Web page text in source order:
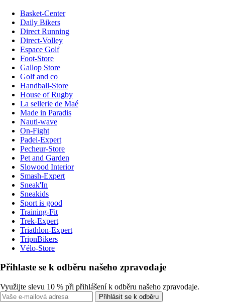
Basket-Center
Daily Bikers
Direct Running
Direct-Volley
Espace Golf
Foot-Store
Gallop Store
Golf and co
Handball-Store
House of Rugby
La sellerie de Maé
Made in Paradis
Nauti-wave
On-Fight
Padel-Expert
Pecheur-Store
Pet and Garden
Slowood Interior
Smash-Expert
Sneak'In
Sneakids
Sport is good
Training-Fit
Trek-Expert
Triathlon-Expert
TripnBikers
Vélo-Store
Přihlaste se k odběru našeho zpravodaje
Využijte slevu 10 % při přihlášení k odběru našeho zpravodaje.
Přihlásit se k odběru